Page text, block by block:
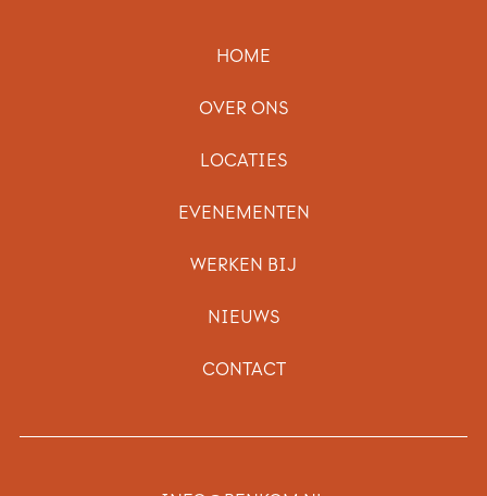
HOME
OVER ONS
LOCATIES
EVENEMENTEN
WERKEN BIJ
NIEUWS
CONTACT